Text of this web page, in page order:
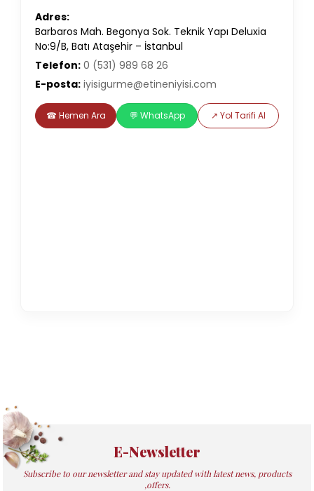
Adres:
Barbaros Mah. Begonya Sok. Teknik Yapı Deluxia
No:9/B, Batı Ataşehir – İstanbul
Telefon: 0 (531) 989 68 26
E-posta: iyisigurme@etineniyisi.com
☎ Hemen Ara 💬 WhatsApp ↗ Yol Tarifi Al
E-Newsletter
Subscribe to our newsletter and stay updated with latest news, products
,offers.